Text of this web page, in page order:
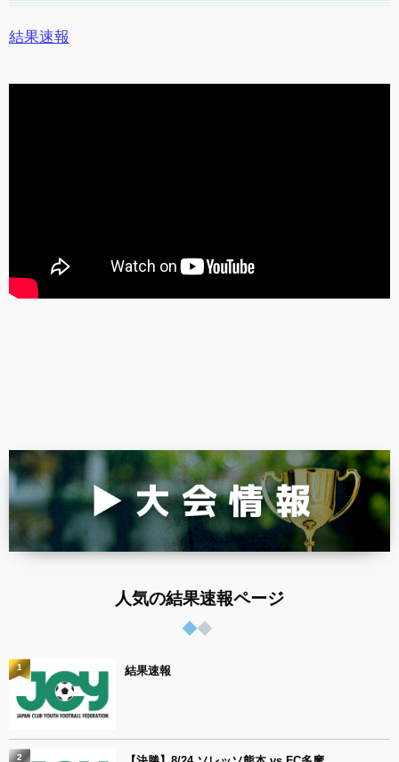
結果速報
人気の結果速報ページ
結果速報
1
2